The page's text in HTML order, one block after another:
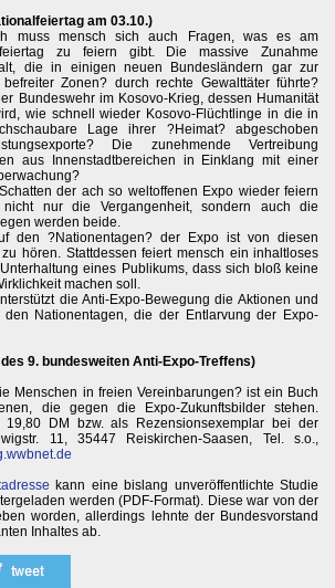
am 03.10.)
muss mensch sich auch Fragen, was es am
zu feiern gibt. Die massive Zunahme
die in einigen neuen Bundesländern gar zur
Zonen? durch rechte Gewalttäter führte?
Bundeswehr im Kosovo-Krieg, dessen Humanität
wie schnell wieder Kosovo-Flüchtlinge in die in
Lage ihrer ?Heimat? abgeschoben
Die zunehmende Vertreibung
aus Innenstadtbereichen in Einklang mit einer
der ach so weltoffenen Expo wieder feiern
nur die Vergangenheit, sondern auch die
werden beide.
den ?Nationentagen? der Expo ist von diesen
hören. Stattdessen feiert mensch ein inhaltloses
eines Publikums, dass sich bloß keine
machen soll.
die Anti-Expo-Bewegung die Aktionen und
den Nationentagen, die der Entlarvung der Expo-
9. bundesweiten Anti-Expo-Treffens)
Menschen in freien Vereinbarungen? ist ein Buch
die gegen die Expo-Zukunftsbilder stehen.
19,80 DM bzw. als Rezensionsexemplar bei der
11, 35447 Reiskirchen-Saasen, Tel. s.o.,
kann eine bislang unveröffentlichte Studie
werden (PDF-Format). Diese war von der
worden, allerdings lehnte der Bundesvorstand
Inhaltes ab.